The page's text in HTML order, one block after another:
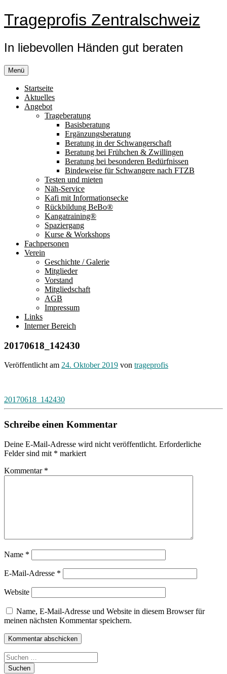
Zum
Inhalt
Trageprofis Zentralschweiz
In liebevollen Händen gut beraten
Menü
Startseite
Aktuelles
Angebot
Trageberatung
Basisberatung
Ergänzungsberatung
Beratung in der Schwangerschaft
Beratung bei Frühchen & Zwillingen
Beratung bei besonderen Bedürfnissen
Bindeweise für Schwangere nach FTZB
Testen und mieten
Näh-Service
Kafi mit Informationsecke
Rückbildung BeBo®
Kangatraining®
Spaziergang
Kurse & Workshops
Fachpersonen
Verein
Geschichte / Galerie
Mitglieder
Vorstand
Mitgliedschaft
AGB
Impressum
Links
Interner Bereich
20170618_142430
Veröffentlicht am 24. Oktober 2019 von trageprofis
Beitragsnavigation
20170618_142430
Schreibe einen Kommentar
Deine E-Mail-Adresse wird nicht veröffentlicht. Erforderliche
Felder sind mit * markiert
Kommentar *
Name *
E-Mail-Adresse *
Website
Name, E-Mail-Adresse und Website in diesem Browser für
meinen nächsten Kommentar speichern.
Suchen
nach: